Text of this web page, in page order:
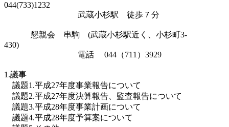
044(733)1232
武蔵小杉駅 徒歩７分
懇親会 串駒 (武蔵小杉駅近く、小杉町3-
430)
電話 044（711）3929
1.議事
議題1.平成27年度事業報告について
議題2.平成27年度決算報告、監査報告について
議題3.平成28年度事業計画について
議題4.平成28年度予算案について